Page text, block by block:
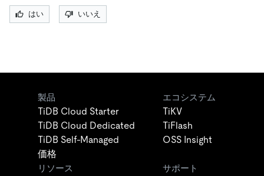
はい いいえ
製品
TiDB Cloud Starter
TiDB Cloud Dedicated
TiDB Self-Managed
価格
エコシステム
TiKV
TiFlash
OSS Insight
リソース サポート